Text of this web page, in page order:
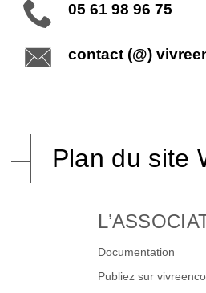
05 61 98 96 75
contact (@)
Plan du site
Documentation
Publiez sur